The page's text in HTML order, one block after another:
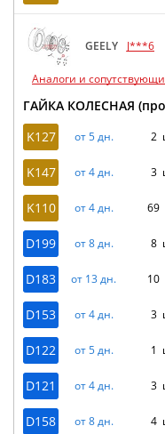
GEELY J***6
Аналоги и
ГАЙКА КОЛЕСНАЯ
K127
от 5 дн. 2
K147 от 4 дн. 3
K110 от 4 дн. 69
D199 от 8 дн. 8
D183 от 13 дн. 10
D153 от 4 дн. 3
D122 от 5 дн. 1
D121 от 4 дн. 3
D158 от 8 дн. 4